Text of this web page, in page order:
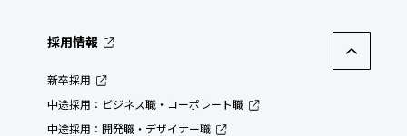
採用情報
新卒採用
中途採用：ビジネス職・コーポレート職
中途採用：開発職・デザイナー職